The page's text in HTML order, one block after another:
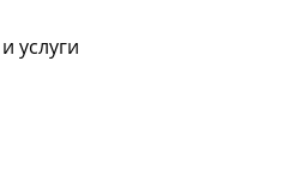
услуги